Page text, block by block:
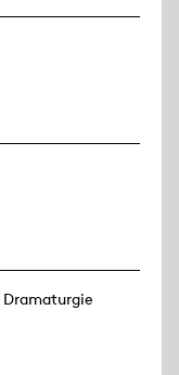
Dramaturgie